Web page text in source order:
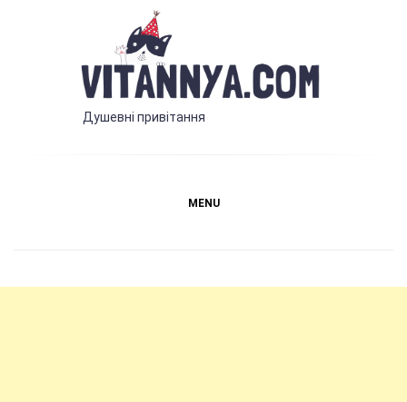
Vitannya.com
Душевні привітання
MENU